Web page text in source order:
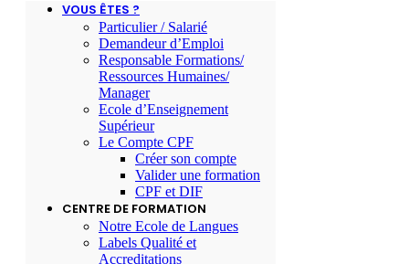
VOUS ÊTES ?
Particulier / Salarié
Demandeur d’Emploi
Responsable Formations/
Ressources Humaines/
Manager
Ecole d’Enseignement
Supérieur
Le Compte CPF
Créer son compte
Valider une formation
CPF et DIF
CENTRE DE FORMATION
Notre Ecole de Langues
Labels Qualité et
Accreditations